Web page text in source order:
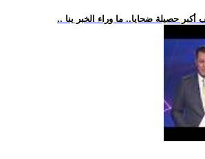
حصيلة ضحايا.. ما وراء الخبر ينا